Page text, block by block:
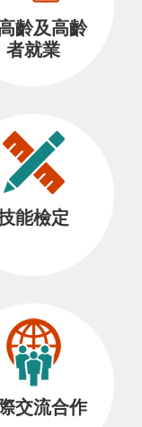
齡及高齡
者就業
能檢定
交流合作